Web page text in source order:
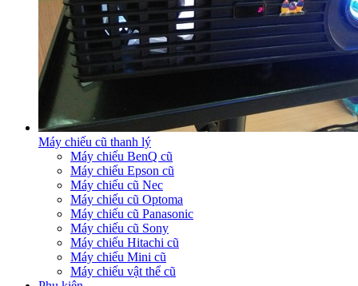
Máy chiếu cũ thanh lý
Máy chiếu BenQ cũ
Máy chiếu Epson cũ
Máy chiếu cũ Nec
Máy chiếu cũ Optoma
Máy chiếu cũ Panasonic
Máy chiếu cũ Sony
Máy chiếu Hitachi cũ
Máy chiếu Mini cũ
Máy chiếu vật thể cũ